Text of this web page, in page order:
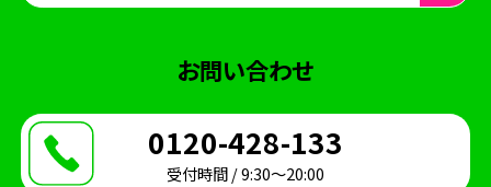
メディア掲載情報
イベント
FIFA 講師 オンラインコース
お問い合わせ
0120-428-133
受付時間 / 9:30〜20:00